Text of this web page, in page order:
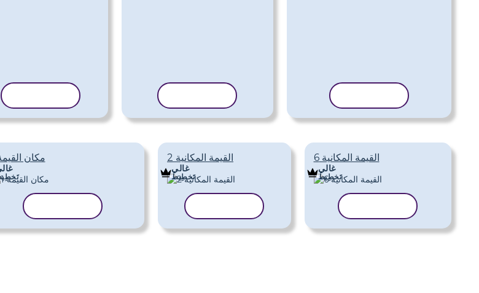
مكان القيمة القيمة المكانية 2
غالي
تَخطِيط
القيمة المكانية 6
غالي
تَخطِيط